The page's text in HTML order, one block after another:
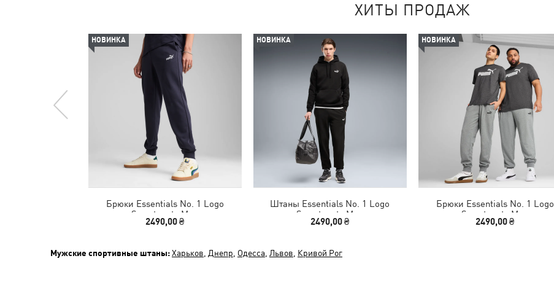
ХИТЫ ПРОДАЖ
НОВИНКА
Брюки Essentials No. 1 Logo
Sweatpants Men
2490,00 ₴
НОВИНКА
Штаны Essentials No. 1 Logo
Sweatpants Men
2490,00 ₴
НОВИНКА
Брюки Essentials No. 1 Logo
Sweatpants Men
2490,00 ₴
Мужские спортивные штаны:Харьков Днепр Одесса Львов Кривой Рог